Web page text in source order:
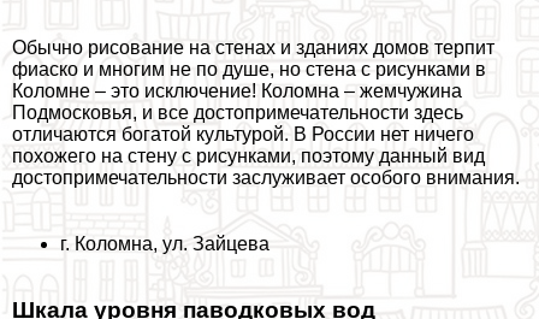
Обычно рисование на стенах и зданиях домов терпит
фиаско и многим не по душе, но стена с рисунками в
Коломне – это исключение! Коломна – жемчужина
Подмосковья, и все достопримечательности здесь
отличаются богатой культурой. В России нет ничего
похожего на стену с рисунками, поэтому данный вид
достопримечательности заслуживает особого внимания.
г. Коломна, ул. Зайцева
Шкала уровня паводковых вод